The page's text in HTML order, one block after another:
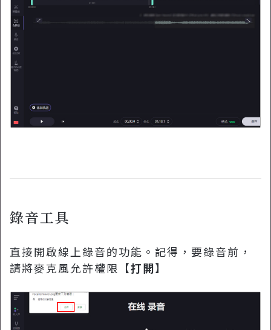
錄音工具
直接開啟線上錄音的功能。記得，要錄音前，
請將麥克風允許權限【打開】